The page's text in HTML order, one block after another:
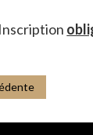
Inscription